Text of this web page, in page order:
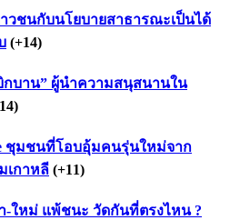
าวชนกับนโยบายสาธารณะเป็นได้
+14
กบาน” ผู้นำความสนุสนานใน
ชุมชนที่โอบอุ้มคนรุ่นใหม่จาก
เกาหลี +11
-ใหม่ แพ้ชนะ วัดกันที่ตรงไหน ?